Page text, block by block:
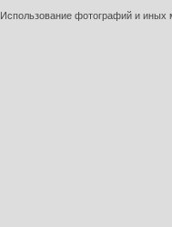
Использование фотографий и иных